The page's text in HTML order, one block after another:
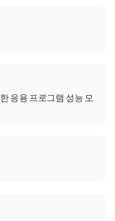
응용 프로그램 성능 모